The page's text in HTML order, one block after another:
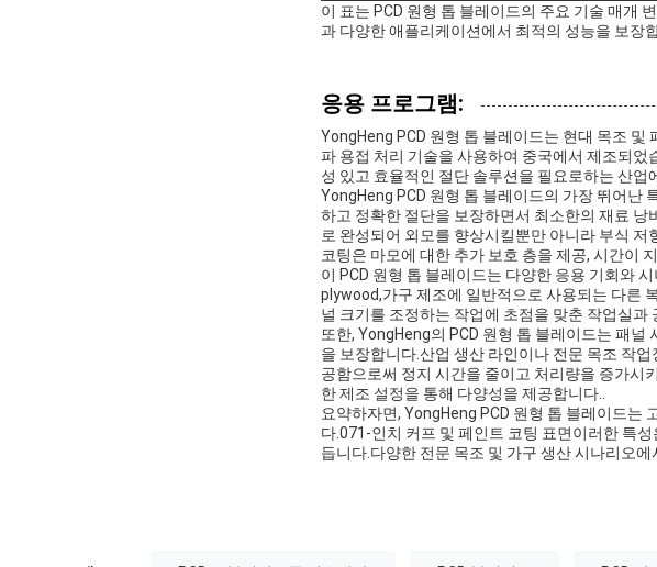
이 표는 PCD 원형 톱 블레이드의 주요 기술 매개
과 다양한 애플리케이션에서 최적의 성능을 보장합
응용 프로그램:
YongHeng PCD 원형 톱 블레이드는 현대 목조
파 용접 처리 기술을 사용하여 중국에서 제조되
성 있고 효율적인 절단 솔루션을 필요로하는 산업
YongHeng PCD 원형 톱 블레이드의 가장 뛰어난
하고 정확한 절단을 보장하면서 최소한의 재료
로 완성되어 외모를 향상시킬뿐만 아니라 부식
코팅은 마모에 대한 추가 보호 층을 제공, 시간이
이 PCD 원형 톱 블레이드는 다양한 응용 기회와
plywood,가구 제조에 일반적으로 사용되는 다른
널 크기를 조정하는 작업에 초점을 맞춘 작업실과
또한, YongHeng의 PCD 원형 톱 블레이드는 패
을 보장합니다.산업 생산 라인이나 전문 목조 작
공함으로써 정지 시간을 줄이고 처리량을 증가시
한 제조 설정을 통해 다양성을 제공합니다..
요약하자면, YongHeng PCD 원형 톱 블레이드는
다.071-인치 커프 및 페인트 코팅 표면이러한 특
듭니다.다양한 전문 목조 및 가구 생산 시나리오에